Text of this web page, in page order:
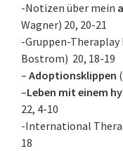
-Notizen über mein
Wagner) 20, 20-21
-Gruppen-Theraplay
Bostrom) 20, 18-19
– Adoptionsklippen
–Leben mit einem
22, 4-10
-International
18